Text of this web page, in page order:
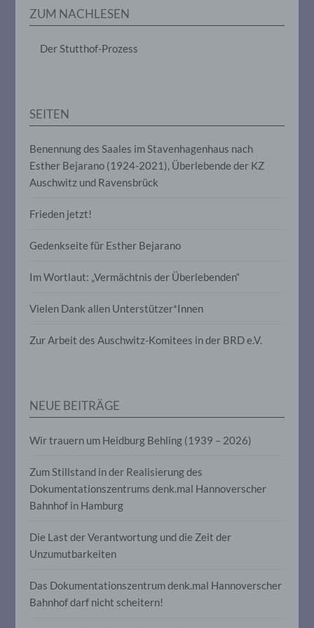
ZUM NACHLESEN
Der Stutthof-Prozess
SEITEN
Benennung des Saales im Stavenhagenhaus nach
Esther Bejarano (1924-2021), Überlebende der KZ
Auschwitz und Ravensbrück
Frieden jetzt!
Gedenkseite für Esther Bejarano
Im Wortlaut: „Vermächtnis der Überlebenden“
Vielen Dank allen Unterstützer*Innen
Zur Arbeit des Auschwitz-Komitees in der BRD e.V.
NEUE BEITRÄGE
Wir trauern um Heidburg Behling (1939 – 2026)
Zum Stillstand in der Realisierung des
Dokumentationszentrums denk.mal Hannoverscher
Bahnhof in Hamburg
Die Last der Verantwortung und die Zeit der
Unzumutbarkeiten
Das Dokumentationszentrum denk.mal Hannoverscher
Bahnhof darf nicht scheitern!
das Ordnen, die Speicherung, die
Anpassung oder Veränderung, das
die Offenlegung durch Übermittlung,
d) Einschränkung der Verarbeitung
Einschränkung der Verarbeitung ist die
ihre künftige Verarbeitung einzuschränken.
Verarbeitung personenbezogener Daten,
werden, um bestimmte persönliche
Gesundheit, persönlicher Vorlieben,
Interessen, Zuverlässigkeit, Verhalten,
Aufenthaltsort oder Ortswechsel dieser
natürlichen Person zu analysieren oder
f) Pseudonymisierung
Pseudonymisierung ist die Verarbeitung
personenbezogener Daten in einer Weise,
auf welche die personenbezogenen Daten
Informationen nicht mehr einer
spezifischen betroffenen Person